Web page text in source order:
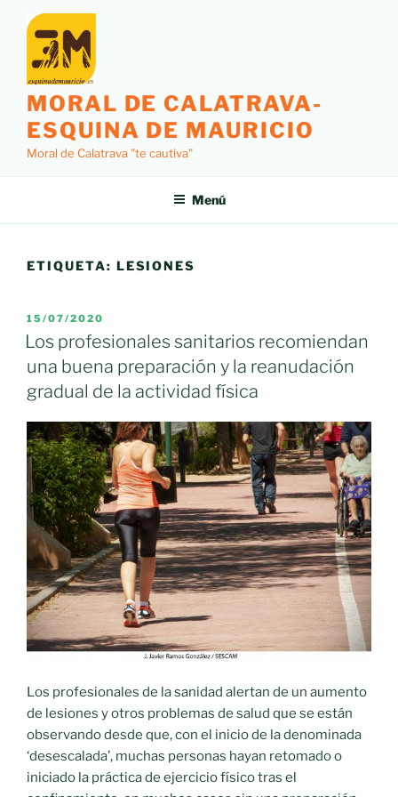
contenido
MORAL DE CALATRAVA-
ESQUINA DE MAURICIO
Moral de Calatrava "te cautiva"
Menú
ETIQUETA: LESIONES
PUBLICADO
EL
15/07/2020
Los profesionales sanitarios recomiendan
una buena preparación y la reanudación
gradual de la actividad física
Los profesionales de la sanidad alertan de un aumento
de lesiones y otros problemas de salud que se están
observando desde que, con el inicio de la denominada
‘desescalada’, muchas personas hayan retomado o
iniciado la práctica de ejercicio físico tras el